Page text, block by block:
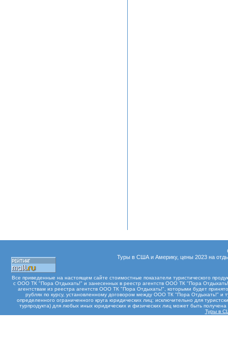
Туры в США и Америку, цены 2023 на
Все приведенные на настоящем сайте стоимостные показатели туристического
с ООО ТК "Пора Отдыхать!" и занесенных в реестр агентств ООО ТК "Пора
агентствам из реестра агентств ООО ТК "Пора Отдыхать!", которыми будет
рублях по курсу, установленному договором между ООО ТК "Пора Отдыхать!" и
определенного ограниченного круга юридических лиц: исключительно для
турпродукта) для любых иных юридических и физических лиц может быть
Туры в